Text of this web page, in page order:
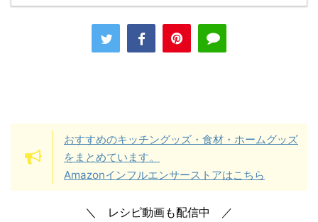
おすすめのキッチングッズ・食材・ホームグッズ
をまとめています。
Amazonインフルエンサーストアはこちら
＼ レシピ動画も配信中 ／